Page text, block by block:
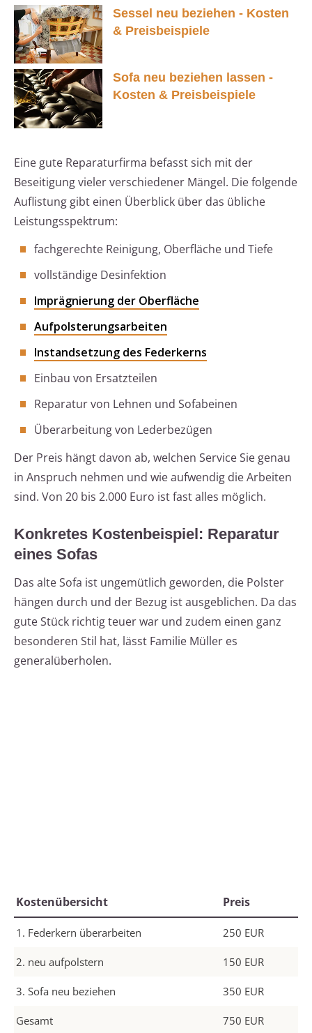
Sessel neu beziehen - Kosten
& Preisbeispiele
Sofa neu beziehen lassen -
Kosten & Preisbeispiele
Eine gute Reparaturfirma befasst sich mit der
Beseitigung vieler verschiedener Mängel. Die folgende
Auflistung gibt einen Überblick über das übliche
Leistungsspektrum:
fachgerechte Reinigung, Oberfläche und Tiefe
vollständige Desinfektion
Imprägnierung der Oberfläche
Aufpolsterungsarbeiten
Instandsetzung des Federkerns
Einbau von Ersatzteilen
Reparatur von Lehnen und Sofabeinen
Überarbeitung von Lederbezügen
Der Preis hängt davon ab, welchen Service Sie genau
in Anspruch nehmen und wie aufwendig die Arbeiten
sind. Von 20 bis 2.000 Euro ist fast alles möglich.
Konkretes Kostenbeispiel: Reparatur
eines Sofas
Das alte Sofa ist ungemütlich geworden, die Polster
hängen durch und der Bezug ist ausgeblichen. Da das
gute Stück richtig teuer war und zudem einen ganz
besonderen Stil hat, lässt Familie Müller es
generalüberholen.
Kostenübersicht Preis
1. Federkern überarbeiten 250 EUR
2. neu aufpolstern 150 EUR
3. Sofa neu beziehen 350 EUR
Gesamt 750 EUR